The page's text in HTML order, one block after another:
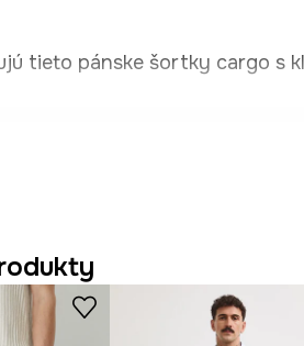
tieto pánske šortky cargo s
počas aktivít.
podporuje stabilné držanie šortiek,
bokov.